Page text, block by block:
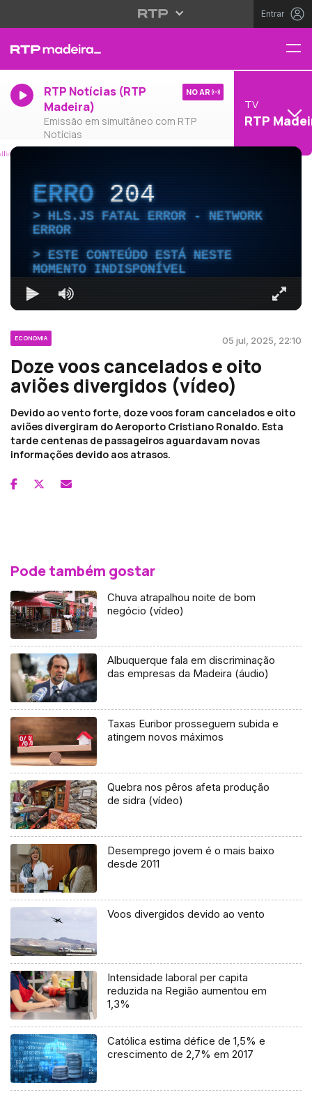
Entrar
RTP Notícias (RTP
Madeira)
Emissão em simultâneo com RTP
Notícias
NO AR
TV
RTP
ERRO204
HLS.JS FATAL ERROR - NETWORK
ERROR
ESTE CONTEÚDO ESTÁ NESTE
MOMENTO INDISPONÍVEL
ECONOMIA 05 jul, 2025, 22:10
Doze voos cancelados e oito
aviões divergidos (vídeo)
Devido ao vento forte, doze voos foram cancelados e oito
aviões divergiram do Aeroporto Cristiano Ronaldo. Esta
tarde centenas de passageiros aguardavam novas
informações devido aos atrasos.
Pode também gostar
Chuva atrapalhou noite de bom
negócio (vídeo)
Albuquerque fala em discriminação
das empresas da Madeira (áudio)
Taxas Euribor prosseguem subida e
atingem novos máximos
Quebra nos pêros afeta produção
de sidra (vídeo)
Desemprego jovem é o mais baixo
desde 2011
Voos divergidos devido ao vento
Intensidade laboral per capita
reduzida na Região aumentou em
1,3%
Católica estima défice de 1,5% e
crescimento de 2,7% em 2017